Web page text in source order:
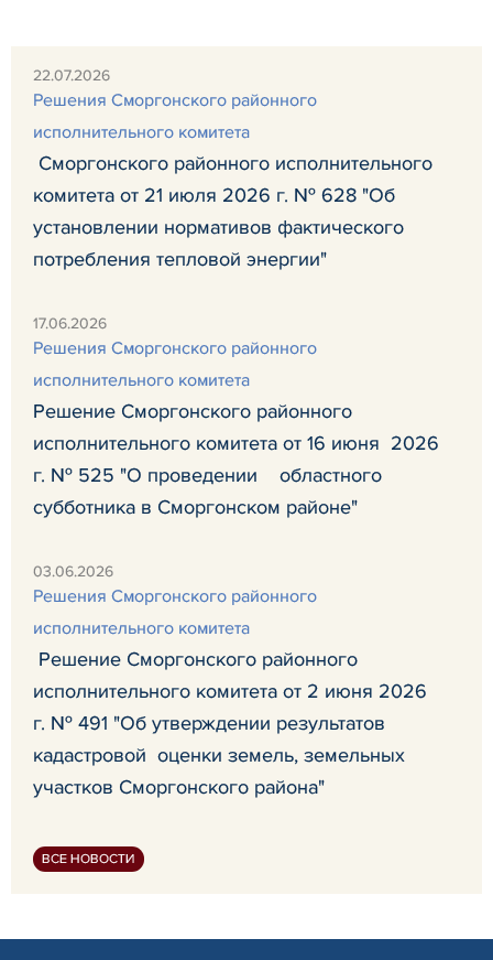
22.07.2026
Решения Сморгонского районного
исполнительного комитета
Сморгонского районного исполнительного
комитета от 21 июля 2026 г. № 628 "Об
установлении нормативов фактического
потребления тепловой энергии"
17.06.2026
Решения Сморгонского районного
исполнительного комитета
Решение Сморгонского районного
исполнительного комитета от 16 июня 2026
г. № 525 "О проведении областного
субботника в Сморгонском районе"
03.06.2026
Решения Сморгонского районного
исполнительного комитета
Решение Сморгонского районного
исполнительного комитета от 2 июня 2026
г. № 491 "Об утверждении результатов
кадастровой оценки земель, земельных
участков Сморгонского района"
ВСЕ НОВОСТИ